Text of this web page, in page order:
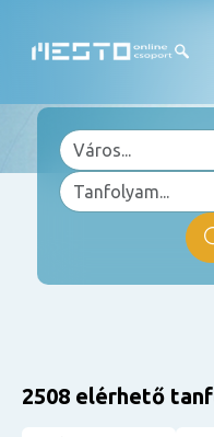
2508 elérhető